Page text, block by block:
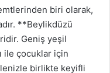
biri olarak,
**Beylikdüzü
Geniş yeşil
ile çocuklar için
birlikte keyifli